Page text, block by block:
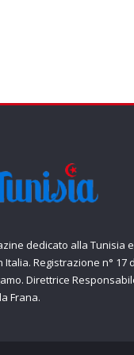
dedicato alla Tunisia e
Registrazione n° 17
Direttrice
Frana.